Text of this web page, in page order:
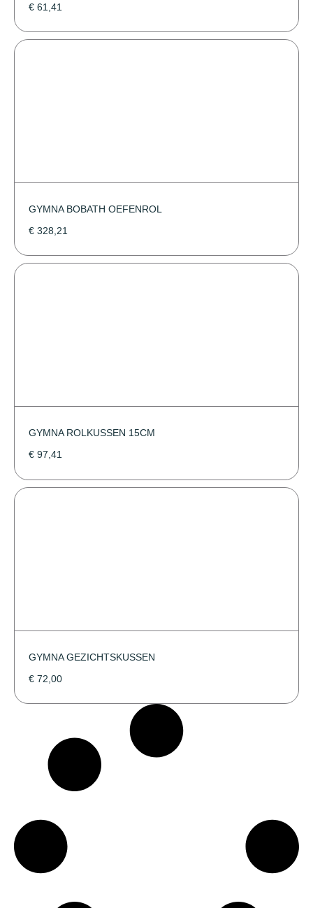
€ 61,41
GYMNA BOBATH OEFENROL
€ 328,21
GYMNA ROLKUSSEN 15CM
€ 97,41
GYMNA GEZICHTSKUSSEN
€ 72,00